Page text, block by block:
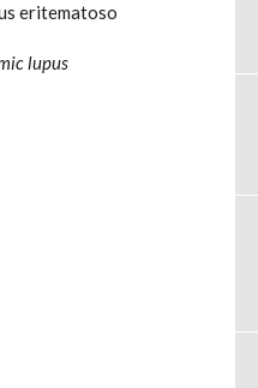
eritematoso
lupus